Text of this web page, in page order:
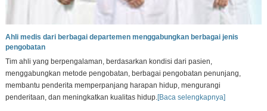
Ahli medis dari berbagai departemen menggabungkan berbagai jenis
pengobatan
Tim ahli yang berpengalaman, berdasarkan kondisi dari pasien,
menggabungkan metode pengobatan, berbagai pengobatan penunjang,
membantu penderita memperpanjang harapan hidup, mengurangi
penderitaan, dan meningkatkan kualitas hidup.[Baca selengkapnya]